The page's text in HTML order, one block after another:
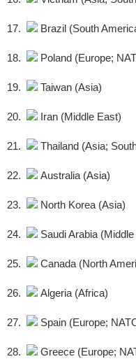
17. Brazil (South
18. Poland (Europe;
19. Taiwan (Asia)
20. Iran (Middle East)
21. Thailand (Asia;
22. Australia (Asia)
23. North Korea (Asia)
24. Saudi Arabia
25. Canada (North
26. Algeria (Africa)
27. Spain (Europe;
28. Greece (Europe;